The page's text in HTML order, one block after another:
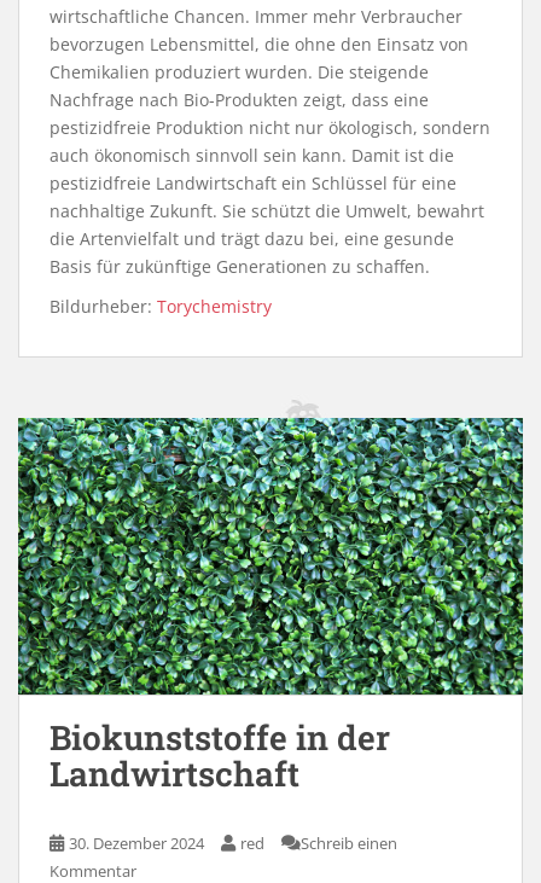
wirtschaftliche Chancen. Immer mehr Verbraucher
bevorzugen Lebensmittel, die ohne den Einsatz von
Chemikalien produziert wurden. Die steigende
Nachfrage nach Bio-Produkten zeigt, dass eine
pestizidfreie Produktion nicht nur ökologisch, sondern
auch ökonomisch sinnvoll sein kann. Damit ist die
pestizidfreie Landwirtschaft ein Schlüssel für eine
nachhaltige Zukunft. Sie schützt die Umwelt, bewahrt
die Artenvielfalt und trägt dazu bei, eine gesunde
Basis für zukünftige Generationen zu schaffen.
Bildurheber: Torychemistry
Biokunststoffe in der
Landwirtschaft
30. Dezember 2024 red
Schreib einen
Kommentar